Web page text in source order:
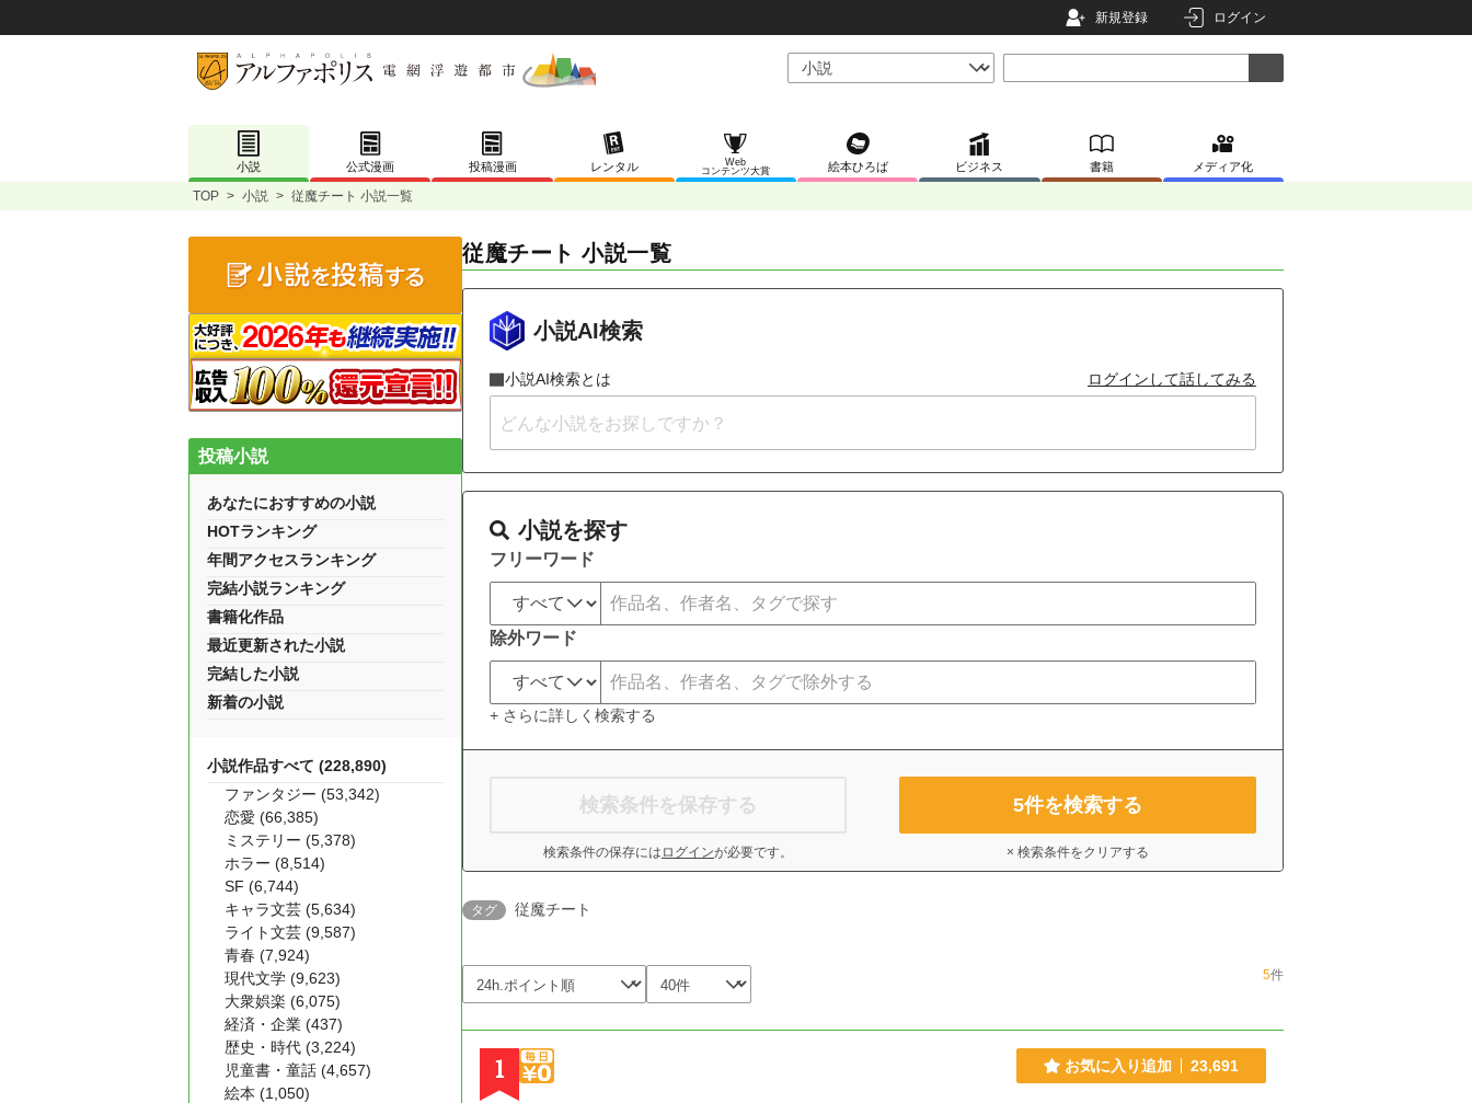
新規登録 ログイン
小説 公式漫画 投稿漫画 レンタル
Web
コンテンツ大賞
絵本ひろば ビジネス 書籍 メディア化
TOP > 小説 > 従魔チート 小説一覧
従魔チート 小説一覧
小説AI検索
小説AI検索とは ログインして話してみる
小説を探す
フリーワード
除外ワード
+ さらに詳しく検索する
検索条件を保存する
検索条件の保存には ログインが必要です。
5件を検索する
× 検索条件をクリアする
タグ 従魔チート
5件
1 お気に入り追加 23,691
投稿小説
あなたにおすすめの小説
HOTランキング
年間アクセスランキング
完結小説ランキング
書籍化作品
最近更新された小説
完結した小説
新着の小説
小説作品すべて (228,890)
ファンタジー (53,342)
恋愛 (66,385)
ミステリー (5,378)
ホラー (8,514)
SF (6,744)
キャラ文芸 (5,634)
ライト文芸 (9,587)
青春 (7,924)
現代文学 (9,623)
大衆娯楽 (6,075)
経済・企業 (437)
歴史・時代 (3,224)
児童書・童話 (4,657)
絵本 (1,050)